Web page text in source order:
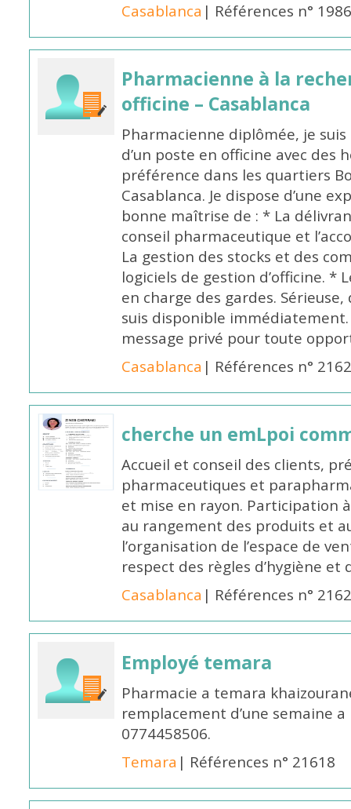
Casablanca | Références n°
Pharmacienne à la
officine – Casablanca
Pharmacienne diplômée, je
d’un poste en officine avec des
préférence dans les quartiers
Casablanca. Je dispose d’une
bonne maîtrise de : * La
conseil pharmaceutique et
La gestion des stocks et des
logiciels de gestion d’officine. *
en charge des gardes.
suis disponible
message privé pour toute
Casablanca | Références n°
cherche un emLpoi
Accueil et conseil des clients,
pharmaceutiques et
et mise en rayon. Participation
au rangement des produits et
l’organisation de l’espace de
respect des règles d’hygiène et
Casablanca | Références n°
Employé temara
Pharmacie a temara
remplacement d’une semaine
0774458506.
Temara | Références n° 21618